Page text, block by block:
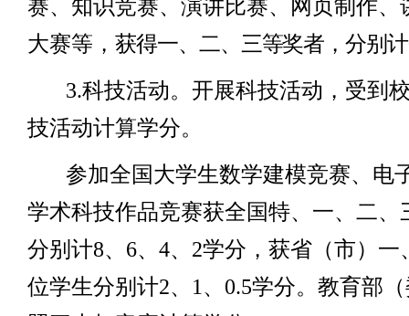
赛、知识竞赛、演讲比赛、网页制作
大赛等， 获得一、二、三等奖者，分别计
3.科技活动。开展科技活动，受到
技活动计算学分。
参加全国大学生数学建模竞赛、电
学术科技作品竞赛获全国特、一、二
分别计8、 6、 4、 2学分，获省（市）一
位学生分别计2、 1 、 0.5学分。教育部